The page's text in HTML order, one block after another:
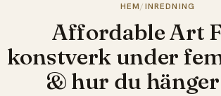
HEM/ INREDNING
Affordable Art
konstverk under
& hur du